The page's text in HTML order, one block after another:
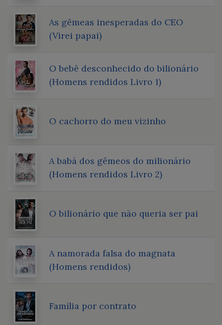
As gêmeas inesperadas do CEO
(Virei papai)
O bebê desconhecido do bilionário
(Homens rendidos Livro 1)
O cachorro do meu vizinho
A babá dos gêmeos do milionário
(Homens rendidos Livro 2)
O bilionário que não queria ser pai
A namorada falsa do magnata
(Homens rendidos)
Família por contrato